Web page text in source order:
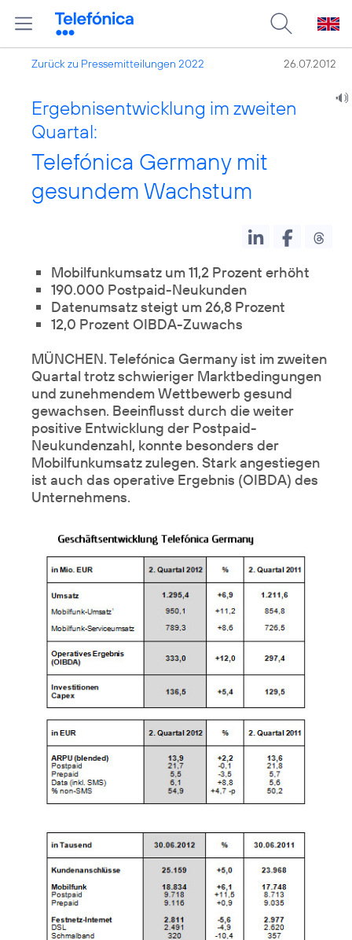
Zurück zu Pressemitteilungen 2022 26.07.2012
Ergebnisentwicklung im zweiten
Quartal:
Telefónica Germany mit
gesundem Wachstum
Mobilfunkumsatz um 11,2 Prozent erhöht
190.000 Postpaid-Neukunden
Datenumsatz steigt um 26,8 Prozent
12,0 Prozent OIBDA-Zuwachs
MÜNCHEN. Telefónica Germany ist im zweiten
Quartal trotz schwieriger Marktbedingungen
und zunehmendem Wettbewerb gesund
gewachsen. Beeinflusst durch die weiter
positive Entwicklung der Postpaid-
Neukundenzahl, konnte besonders der
Mobilfunkumsatz zulegen. Stark angestiegen
ist auch das operative Ergebnis (OIBDA) des
Unternehmens.